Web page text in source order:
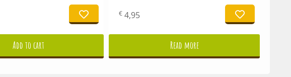
Add to cart
€ 4,95
Read more